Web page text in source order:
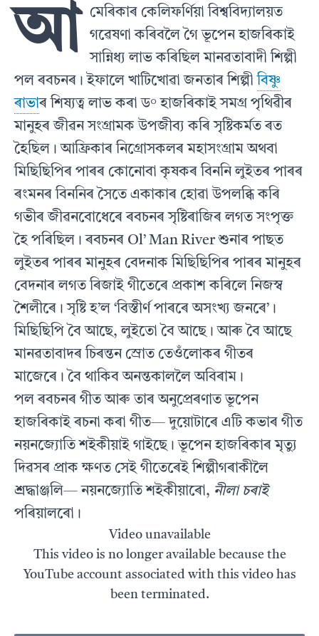
আ
মেৰিকাৰ কেলিফৰ্ণিয়া বিশ্ববিদ্যালয়ত
গৱেষণা কৰিবলৈ গৈ ভূপেন হাজৰিকাই
সান্নিধ্য লাভ কৰিছিল মানৱতাবাদী শিল্পী
পল ৰবচনৰ। ইফালে খাটিখোৱা জনতাৰ শিল্পীবিষ্ণু
ৰাভাৰ শিষ্যত্ব লাভ কৰা ড° হাজৰিকাই সমগ্ৰ পৃথিৱীৰ
মানুহৰ জীৱন সংগ্ৰামক উপজীব্য কৰি সৃষ্টিকৰ্মত ৰত
হৈছিল। আফ্ৰিকাৰ নিগ্ৰোসকলৰ মহাসংগ্ৰাম অথবা
মিছিছিপিৰ পাৰৰ কোনোবা কৃষকৰ বিননি লুইতৰ পাৰৰ
ৰংমনৰ বিননিৰ সৈতে একাকাৰ হোৱা উপলব্ধি কৰি
গভীৰ জীৱনবোধেৰে ৰবচনৰ সৃষ্টিৰাজিৰ লগত সংপৃক্ত
হৈ পৰিছিল। ৰবচনৰ Ol’ Man River শুনাৰ পাছত
লুইতৰ পাৰৰ মানুহৰ বেদনাক মিছিছিপিৰ পাৰৰ মানুহৰ
বেদনাৰ লগত ৰিজাই গীতেৰে প্ৰকাশ কৰিলে নিজস্ব
শৈলীৰে। সৃষ্টি হ’ল ‘বিস্তীৰ্ণ পাৰৰে অসংখ্য জনৰে’।
মিছিছিপি বৈ আছে, লুইতো বৈ আছে। আৰু বৈ আছে
মানৱতাবাদৰ চিৰন্তন স্ৰোত তেওঁলোকৰ গীতৰ
মাজেৰে। বৈ থাকিব অনন্তকাললৈ অবিৰাম।
পল ৰবচনৰ গীত আৰু তাৰ অনুপ্ৰেৰণাত ভূপেন
হাজৰিকাই ৰচনা কৰা গীত— দুয়োটাৰে এটি কভাৰ গীত
নয়নজ্যোতি শইকীয়াই গাইছে। ভূপেন হাজৰিকাৰ মৃত্যু
দিৱসৰ প্ৰাক ক্ষণত সেই গীতেৰেই শিল্পীগৰাকীলৈ
শ্ৰদ্ধাঞ্জলি— নয়নজ্যোতি শইকীয়াৰো, নীলা চৰাই
পৰিয়ালৰো।
Video unavailable
This video is no longer available because the
YouTube account associated with this video has
been terminated.